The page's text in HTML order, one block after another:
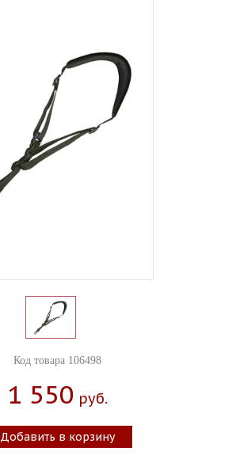
Код товара 106498
1 550 Руб.
Добавить в корзину